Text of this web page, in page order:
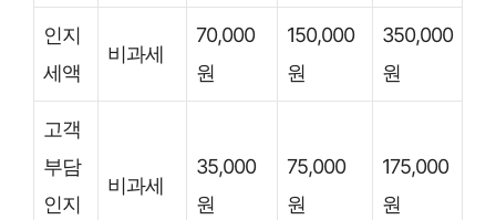
인지
세액
비과세
70,000
원
150,000
원
350,000
원
고객
부담
인지
비과세
35,000
원
75,000
원
175,000
원